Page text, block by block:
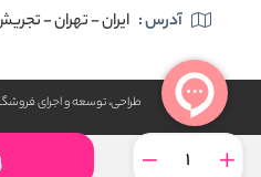
آدرس : ایران - تهران -
طراحی، توسعه و اجرای